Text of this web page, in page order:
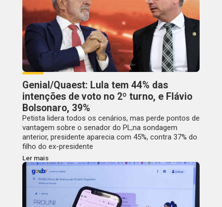
Genial/Quaest: Lula tem 44% das
intenções de voto no 2º turno, e Flávio
Bolsonaro, 39%
Petista lidera todos os cenários, mas perde pontos de
vantagem sobre o senador do PL;na sondagem
anterior, presidente aparecia com 45%, contra 37% do
filho do ex-presidente
Ler mais